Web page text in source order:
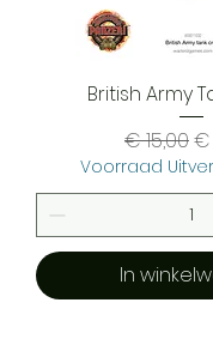
British Army
Normale
€ 15,00€
Voorraad
In